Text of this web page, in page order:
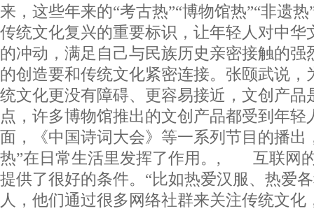
来，这些年来的“考古热”“博物馆热”“非遗
传统文化复兴的重要标识，让年轻人对中华
的冲动，满足自己与民族历史亲密接触
的创造要和传统文化紧密连接。张颐武说，
统文化更没有障碍、更容易接近，文创产品
点，许多博物馆推出的文创产品都受到年轻
面，《中国诗词大会》等一系列节目的播出
热”在日常生活里发挥了作用。, 互联网
提供了很好的条件。“比如热爱汉服、热爱
人，他们通过很多网络社群来关注传统文化